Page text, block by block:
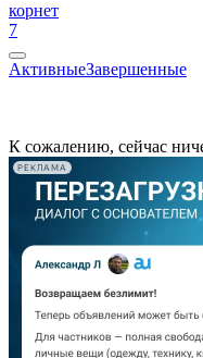
корнет
7
АктивныеЗавершенные
К сожалению, сейчас
РЕКЛАМА